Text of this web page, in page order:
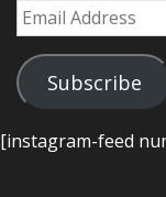
Email
Address
Subscribe
[instagram-feed